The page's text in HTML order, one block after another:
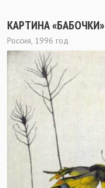
КАРТИНА «БАБОЧКИ»
Россия, 1996 год